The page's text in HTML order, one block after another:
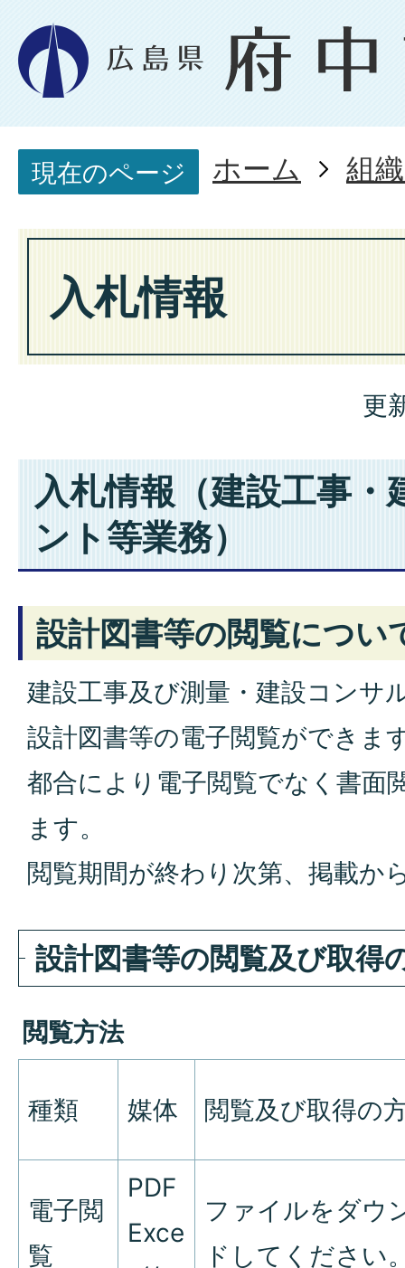
現在のページ ホーム 組
入札情報
更
入札情報（建設工事
ント等業務）
設計図書等の閲覧につい
建設工事及び測量・建設コンサ
設計図書等の電子閲覧ができま
都合により電子閲覧でなく書面
ます。
閲覧期間が終わり次第、掲載か
設計図書等の閲覧及び取得
閲覧方法
種類 媒体 閲覧及び取得の
電子閲
覧
PDF
Exce
ファイルをダウ
ドしてください